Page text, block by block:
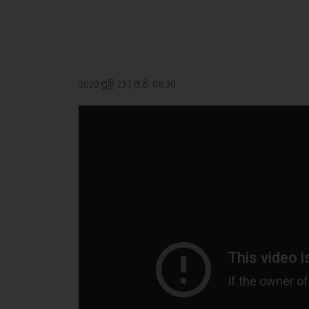
2020 ජූලි 23 | ප.ව. 08:30